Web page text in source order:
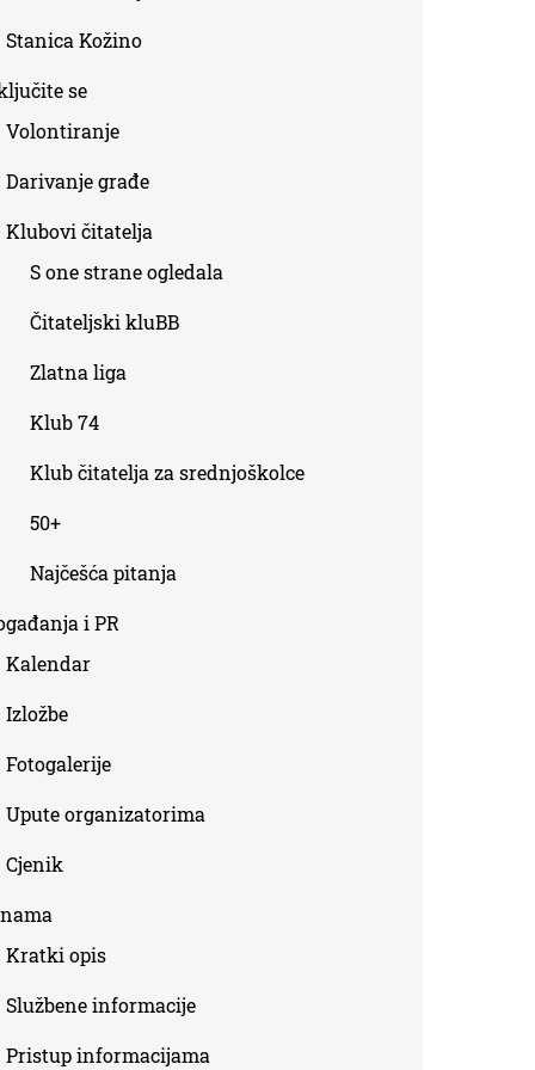
Stanica Kožino
se
Volontiranje
Darivanje građe
Klubovi čitatelja
S one strane ogledala
Čitateljski kluBB
Zlatna liga
Klub 74
Klub čitatelja za srednjoškolce
50+
Najčešća pitanja
i PR
Kalendar
Izložbe
Fotogalerije
Upute organizatorima
Cjenik
Kratki opis
Službene informacije
Pristup informacijama